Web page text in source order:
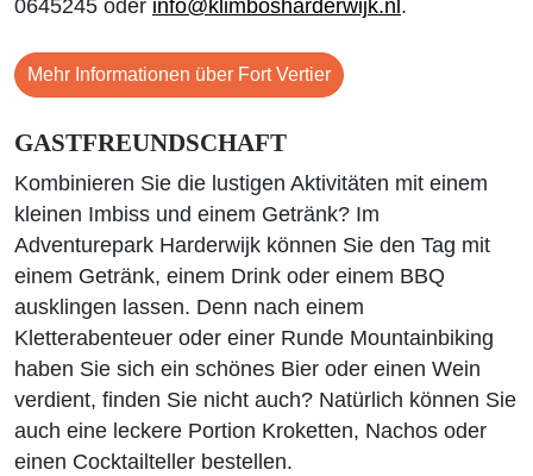
0645245 oder info@klimbosharderwijk.nl .
Mehr Informationen über Fort Vertier
GASTFREUNDSCHAFT
Kombinieren Sie die lustigen Aktivitäten mit einem
kleinen Imbiss und einem Getränk? Im
Adventurepark Harderwijk können Sie den Tag mit
einem Getränk, einem Drink oder einem BBQ
ausklingen lassen. Denn nach einem
Kletterabenteuer oder einer Runde Mountainbiking
haben Sie sich ein schönes Bier oder einen Wein
verdient, finden Sie nicht auch? Natürlich können Sie
auch eine leckere Portion Kroketten, Nachos oder
einen Cocktailteller bestellen.